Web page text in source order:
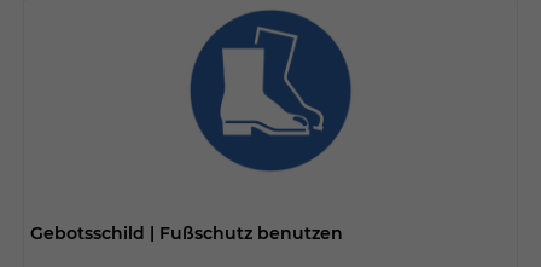
Gebotsschild | Fußschutz benutzen